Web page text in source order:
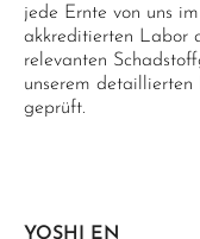
jede Ernte von uns
akkreditierten Labor
relevanten
unserem detaillierten
geprüft.
YOSHI EN